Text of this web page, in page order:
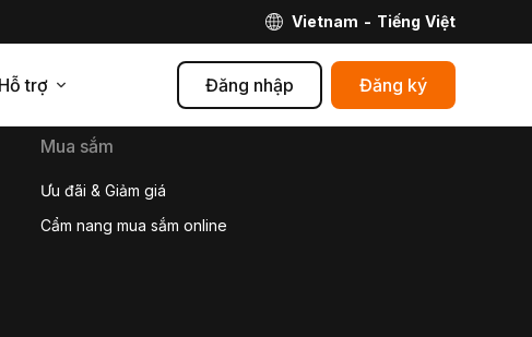
Vietnam - Tiếng Việt
Hỗ trợ Đăng nhập Đăng ký
Mua sắm
Ưu đãi & Giảm giá
Cẩm nang mua sắm online